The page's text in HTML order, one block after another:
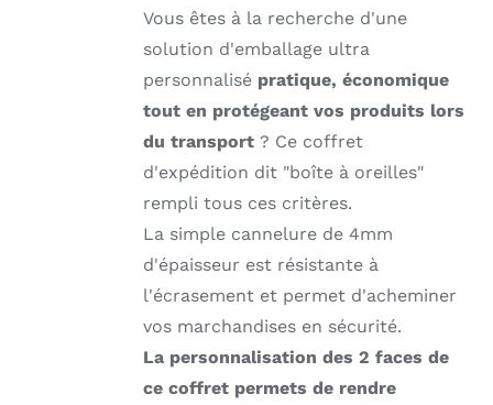
Vous êtes à la recherche d'une
solution d'emballage ultra
personnalisé pratique, économique
tout en protégeant vos produits lors
du transport ? Ce coffret
d'expédition dit "boîte à oreilles"
rempli tous ces critères.
La simple cannelure de 4mm
d'épaisseur est résistante à
l'écrasement et permet d'acheminer
vos marchandises en sécurité.
La personnalisation des 2 faces de
ce coffret permets de rendre